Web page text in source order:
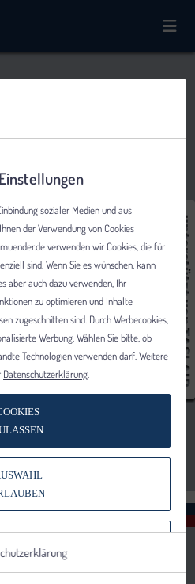
sozialer Medien und aus
der Verwendung von Cookies
verwenden wir Cookies, die für
sind. Wenn Sie es wünschen, kann
aber auch dazu verwenden, Ihr
zu optimieren und Inhalte
zugeschnitten sind. Durch Werbecookies,
Werbung. Wählen Sie bitte, ob
Technologien verwenden darf. Weitere
Datenschutzerklärung